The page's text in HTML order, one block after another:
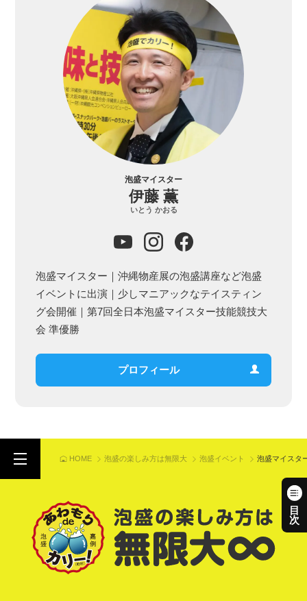
泡盛マイスター
伊藤 薫
いとう かおる
泡盛マイスター｜沖縄物産展の泡盛講座など泡盛
イベントに出演｜少しマニアックなテイスティン
グ会開催｜第7回全日本泡盛マイスター技能競技大
会 準優勝
プロフィール
HOME 泡盛の楽しみ方は無限大 泡盛イベント 泡盛マイスタ